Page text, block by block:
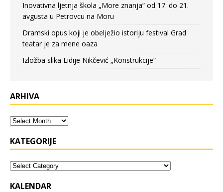
Inovativna ljetnja škola „More znanja” od 17. do 21.
avgusta u Petrovcu na Moru
Dramski opus koji je obelježio istoriju festival Grad
teatar je za mene oaza
Izložba slika Lidije Nikčević „Konstrukcije“
ARHIVA
KATEGORIJE
KALENDAR